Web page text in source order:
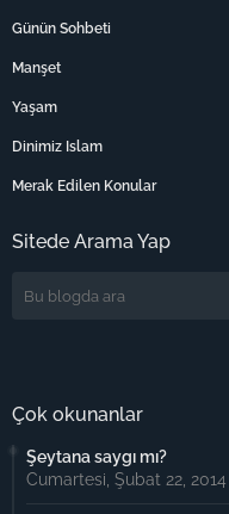
Günün Sohbeti
Manşet
Yaşam
Dinimiz Islam
Merak Edilen Konular
Sitede Arama Yap
Çok okunanlar
Şeytana saygı mı?
Cumartesi, Şubat 22, 2014